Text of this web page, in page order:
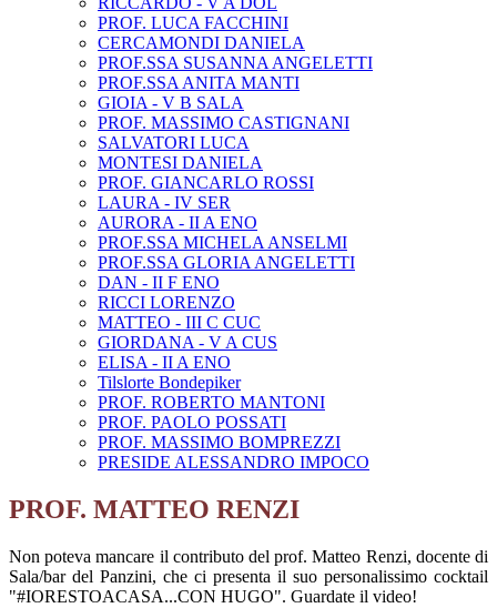
PROF. LUCA FACCHINI
CERCAMONDI DANIELA
PROF.SSA SUSANNA ANGELETTI
PROF.SSA ANITA MANTI
GIOIA - V B SALA
PROF. MASSIMO CASTIGNANI
SALVATORI LUCA
MONTESI DANIELA
PROF. GIANCARLO ROSSI
LAURA - IV SER
AURORA - II A ENO
PROF.SSA MICHELA ANSELMI
PROF.SSA GLORIA ANGELETTI
DAN - II F ENO
RICCI LORENZO
MATTEO - III C CUC
GIORDANA - V A CUS
ELISA - II A ENO
Tilslorte Bondepiker
PROF. ROBERTO MANTONI
PROF. PAOLO POSSATI
PROF. MASSIMO BOMPREZZI
PRESIDE ALESSANDRO IMPOCO
PROF. MATTEO RENZI
Non poteva mancare il contributo del prof. Matteo Renzi, docente di
Sala/bar del Panzini, che ci presenta il suo personalissimo cocktail
"#IORESTOACASA...CON HUGO". Guardate il video!